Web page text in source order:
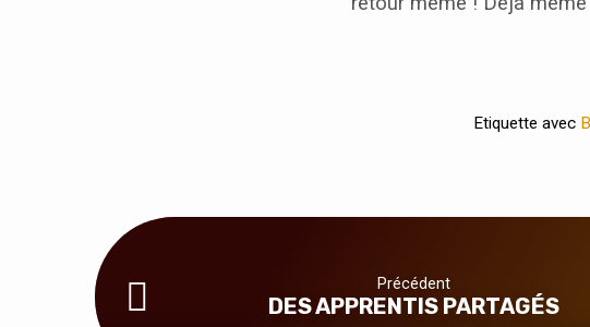
Etiquette avec
Précédent
DES APPRENTIS PARTAGÉS